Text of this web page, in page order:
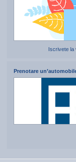
Iscrivete
Prenotare